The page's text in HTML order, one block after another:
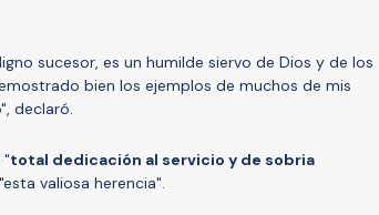
sucesor, es un humilde siervo de Dios y de los
bien los ejemplos de muchos de mis
declaró.
"total dedicación al servicio y de sobria
valiosa herencia".